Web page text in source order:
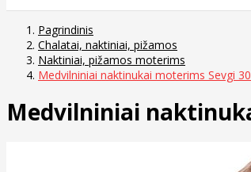
Pagrindinis
Chalatai, naktiniai, pižamos
Naktiniai, pižamos moterims
Medvilniniai naktinukai moterims Sevgi
Medvilniniai